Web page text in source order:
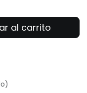
al carrito